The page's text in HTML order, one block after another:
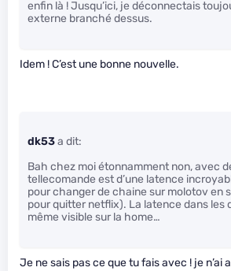
enfin là ! Jusqu’ici, je déconnectais
externe branché dessus.
Idem ! C’est une bonne nouvelle.
dk53a dit:
Bah chez moi étonnamment non, avec
tellecomande est d’une latence
pour changer de chaine sur molotov en
pour quitter netflix). La latence dans les
même visible sur la home…
Je ne sais pas ce que tu fais avec ! je n’ai